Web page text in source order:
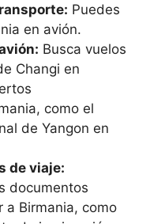
Puedes
en avión.
Busca vuelos
Changi en
como el
de Yangon en
de viaje:
documentos
a Birmania, como